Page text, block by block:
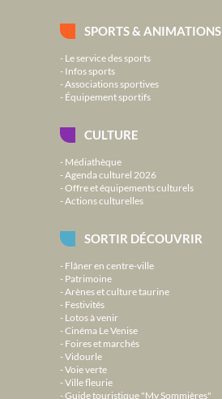
SPORTS & ANIMATIONS
Le service des sports
Infos sports
Associations sportives
Équipement sportifs
CULTURE
Médiathèque
Agenda culturel 2026
Offre et équipements culturels
Actions culturelles
SORTIR DÉCOUVRIR
Flâner en centre-ville
Patrimoine
Arènes et culture taurine
Festivités
Lotos à venir
Cinéma Le Venise
Foires et marchés
Vidourle
Voie verte
Ville fleurie
Guide touristique "My Sommières"